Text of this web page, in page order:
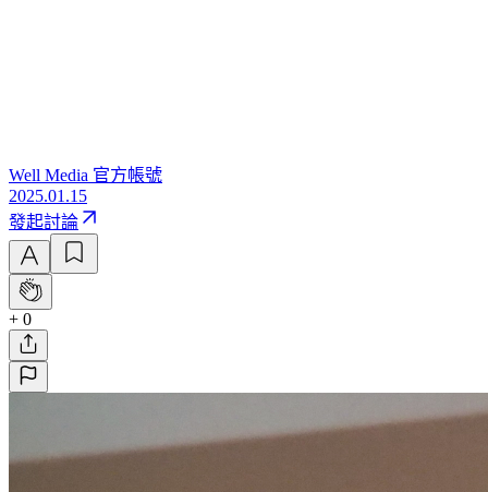
Well Media 官方帳號
2025.01.15
發起討論
+ 0